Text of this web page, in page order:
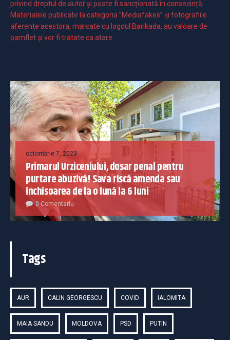
privind dreptul de autor și poate fi sancționată în consecință.
Materialele publicate la categoria ”Mediafakes” și fotografiile
aferente acestora, marcate cu logoul Barikada, au valoare de
pamflet și vor fi tratate ca atare.
octombrie 7, 2023
Primarul Urziceniului, dosar penal pentru
purtare abuzivă! Sava riscă amenda sau
închisoarea de la o lună la 6 luni
0 Comentariu
Tags
AUR CALIN GEORGESCU COVID IALOMITA
MAIA SANDU MOLDOVA PSD PUTIN